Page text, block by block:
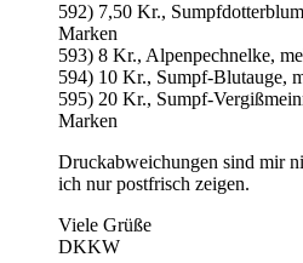
592) 7,50 Kr.,
Marken
593) 8 Kr., Alpenpechnelke,
594) 10 Kr., Sumpf-Blutauge,
595) 20 Kr., Sumpf-
Marken
Druckabweichungen sind mir
ich nur postfrisch zeigen.
Viele Grüße
DKKW